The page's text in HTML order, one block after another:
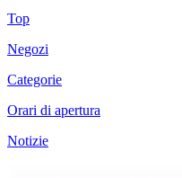
Top
Negozi
Categorie
Orari di apertura
Notizie